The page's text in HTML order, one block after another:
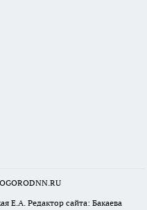
Е.А. Редактор сайта: Бакаева